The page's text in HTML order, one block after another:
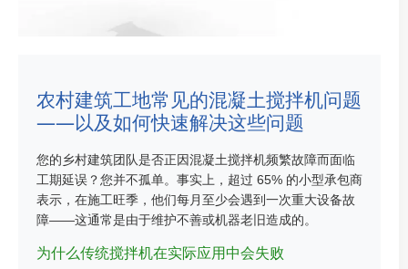
农村建筑工地常见的混凝土搅拌机问题
——以及如何快速解决这些问题
您的乡村建筑团队是否正因混凝土搅拌机频繁故障而面临
工期延误？您并不孤单。事实上，超过 65% 的小型承包商
表示，在施工旺季，他们每月至少会遇到一次重大设备故
障——这通常是由于维护不善或机器老旧造成的。
为什么传统搅拌机在实际应用中会失败